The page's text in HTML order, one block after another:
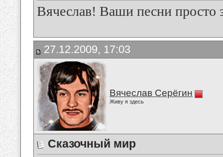
Вячеслав! Ваши песни просто
27.12.2009, 17:03
Вячеслав Серёгин
Живу я здесь
Сказочный мир